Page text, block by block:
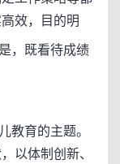
效，目的明
，既看待成绩
育的主题。
以体制创新、